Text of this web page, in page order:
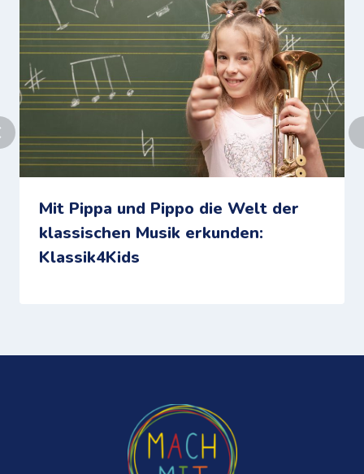
Mit Pippa und Pippo die Welt der
klassischen Musik erkunden:
Klassik4Kids